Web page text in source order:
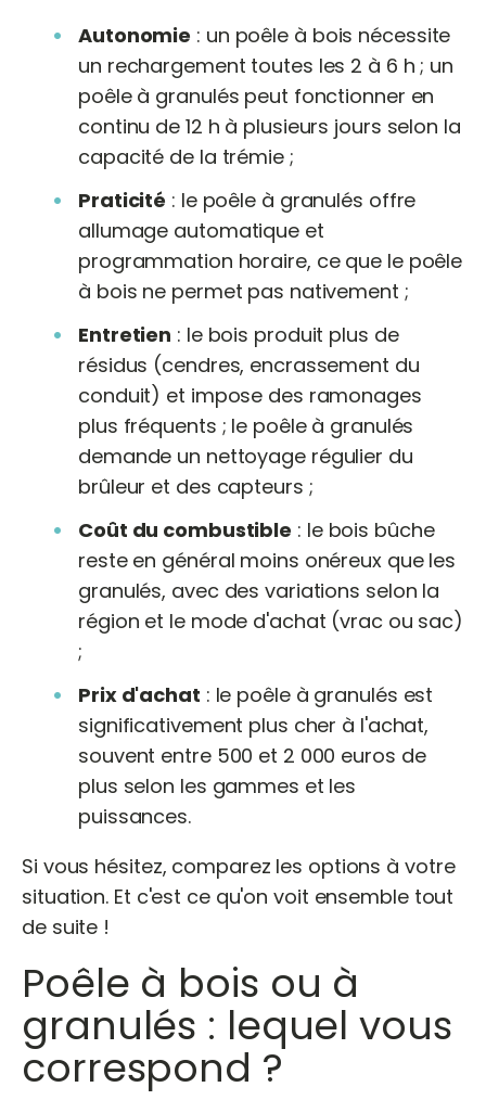
Autonomie : un poêle à bois nécessite
un rechargement toutes les 2 à 6 h ; un
poêle à granulés peut fonctionner en
continu de 12 h à plusieurs jours selon la
capacité de la trémie ;
Praticité : le poêle à granulés offre
allumage automatique et
programmation horaire, ce que le poêle
à bois ne permet pas nativement ;
Entretien : le bois produit plus de
résidus (cendres, encrassement du
conduit) et impose des ramonages
plus fréquents ; le poêle à granulés
demande un nettoyage régulier du
brûleur et des capteurs ;
Coût du combustible : le bois bûche
reste en général moins onéreux que les
granulés, avec des variations selon la
région et le mode d'achat (vrac ou sac)
;
Prix d'achat : le poêle à granulés est
significativement plus cher à l'achat,
souvent entre 500 et 2 000 euros de
plus selon les gammes et les
puissances.
Si vous hésitez, comparez les options à votre
situation. Et c'est ce qu'on voit ensemble tout
de suite !
Poêle à bois ou à
granulés : lequel vous
correspond ?